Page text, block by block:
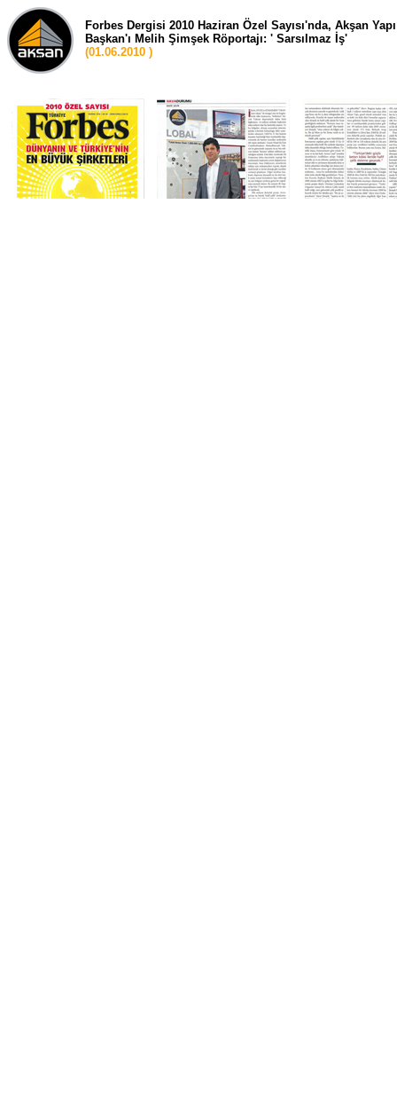
Forbes Dergisi 2010 Haziran Özel Sayısı'nda, Akşan
Başkan'ı Melih Şimşek Röportajı: ' Sarsılmaz İş'
(01.06.2010 )